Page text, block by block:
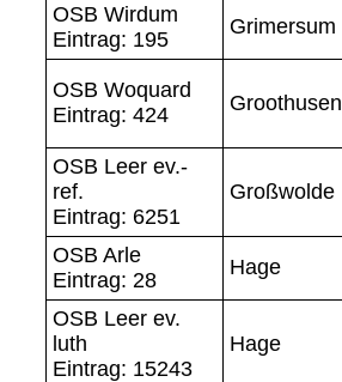
OSB Wirdum
Eintrag: 195
Grimersum
OSB Woquard
Eintrag: 424
Groothusen
OSB Leer ev.-
ref.
Eintrag: 6251
Großwolde
OSB Arle
Eintrag: 28
Hage
OSB Leer ev.
luth
Eintrag: 15243
Hage